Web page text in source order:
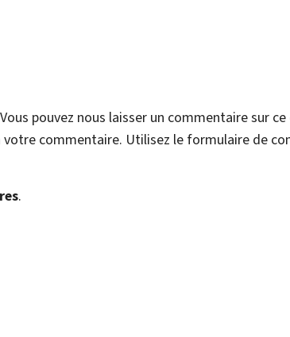
pouvez nous laisser un commentaire sur ce
votre commentaire. Utilisez le formulaire de
.